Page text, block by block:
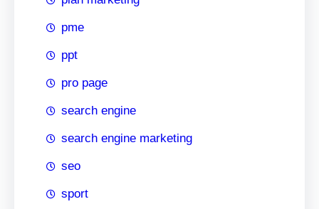
pme
ppt
pro page
search engine
search engine marketing
seo
sport